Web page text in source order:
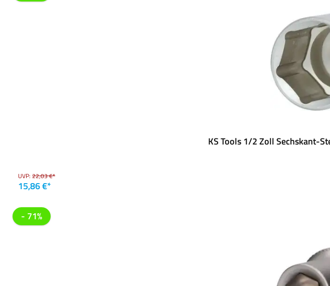
KS Tools 1/2 Zoll Sechskant-
UVP: 22,03 €*
15,86 €*
- 71%